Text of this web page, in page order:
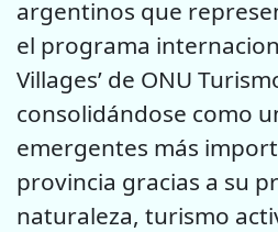
argentinos que
el programa
Villages’ de ONU
consolidándose como
emergentes más
provincia gracias a su
naturaleza, turismo